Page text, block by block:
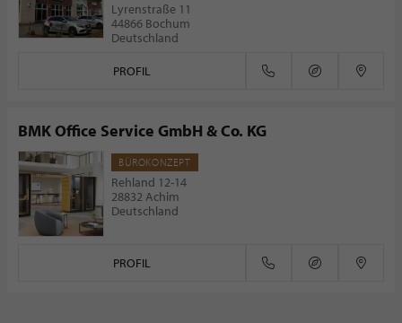
Lyrenstraße 11
44866 Bochum
Deutschland
PROFIL
BMK Office Service GmbH & Co. KG
BÜROKONZEPT
Rehland 12-14
28832 Achim
Deutschland
PROFIL